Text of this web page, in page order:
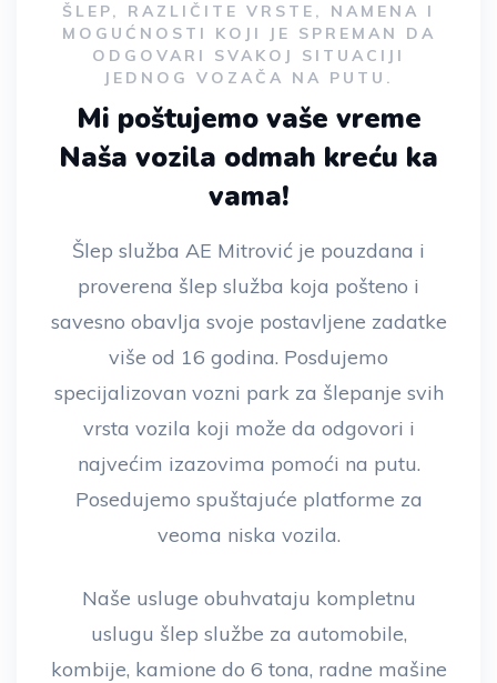
ŠLEP, RAZLIČITE VRSTE, NAMENA I
MOGUĆNOSTI KOJI JE SPREMAN DA
ODGOVARI SVAKOJ SITUACIJI
JEDNOG VOZAČA NA PUTU.
Mi poštujemo vaše vreme
Naša vozila odmah kreću ka
vama!
Šlep služba AE Mitrović je pouzdana i
proverena šlep služba koja pošteno i
savesno obavlja svoje postavljene zadatke
više od 16 godina. Posdujemo
specijalizovan vozni park za šlepanje svih
vrsta vozila koji može da odgovori i
najvećim izazovima pomoći na putu.
Posedujemo spuštajuće platforme za
veoma niska vozila.
Naše usluge obuhvataju kompletnu
uslugu šlep službe za automobile,
kombije, kamione do 6 tona, radne mašine